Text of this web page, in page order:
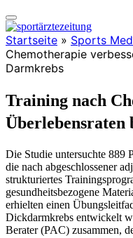
Startseite » Sports
Chemotherapie
Darmkrebs
Training nach
Überlebensraten
Die Studie untersuchte 889
die nach abgeschlossener
strukturiertes
gesundheitsbezogene
erhielten einen
Dickdarmkrebs entwickelt
Berater (PAC) zusammen,